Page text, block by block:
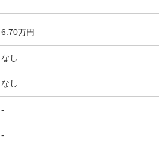
6.70万円
なし
なし
-
-